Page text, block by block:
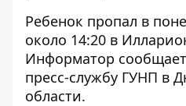
Ребенок пропал в
около 14:20 в
Информатор
пресс-службу ГУНП в
области.